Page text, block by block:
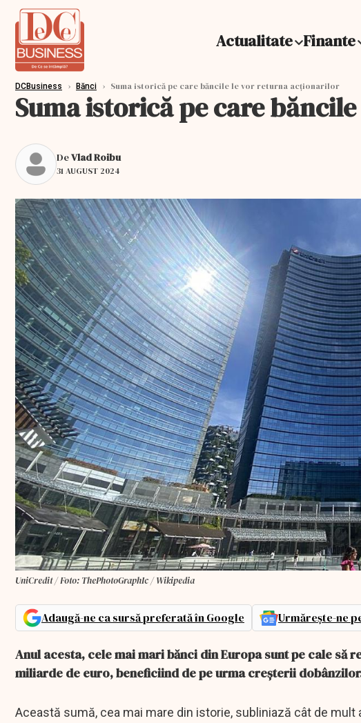
Actualitate Finante
DCBusiness › Bănci › Suma istorică pe care băncile le vor returna acționarilor
Suma istorică pe care
DeVlad Roibu
31 AUGUST 2024
UniCredit / Foto: ThePhotoGraphIc / Wikipedia
Adaugă-ne ca sursă preferată în Google Urmărește-ne
Anul acesta, cele mai mari bănci din Europa sunt pe cale
miliarde de euro, beneficiind de pe urma creșterii
Această sumă, cea mai mare din istorie, subliniază cât de